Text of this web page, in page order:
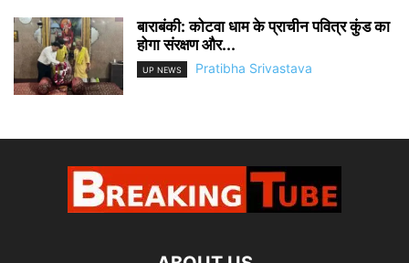
बाराबंकी: कोटवा धाम के प्राचीन पवित्र कुंड का
होगा संरक्षण और...
UP NEWS Pratibha Srivastava